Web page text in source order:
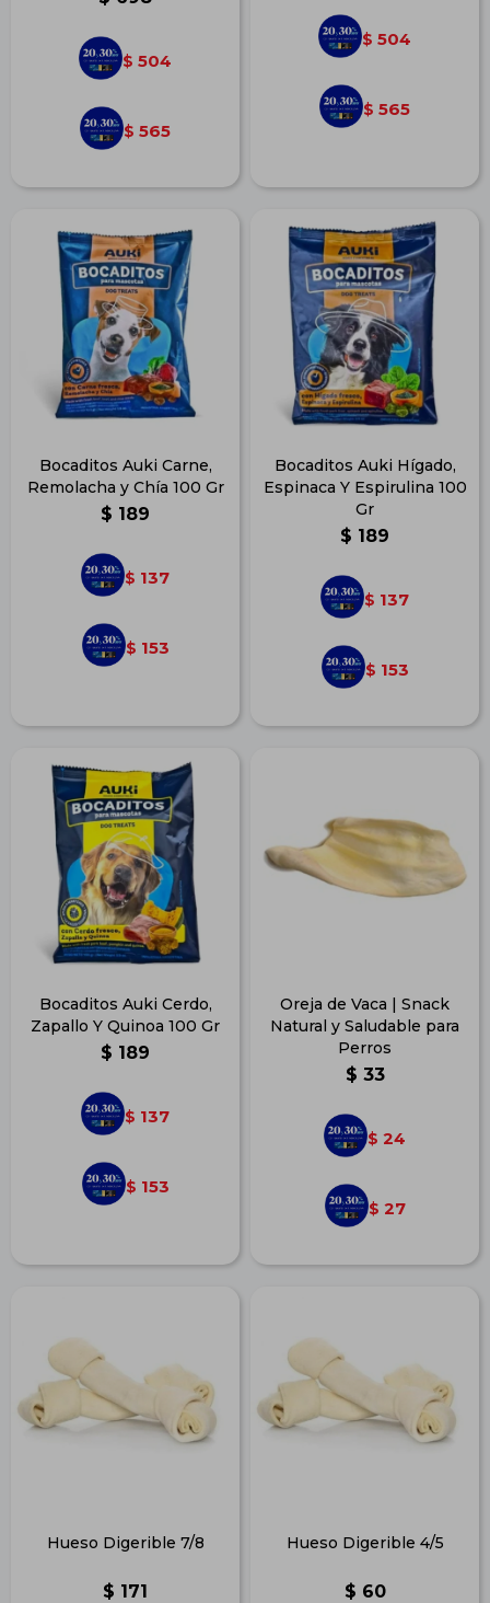
$ 504
$ 565
$ 504
$ 565
Bocaditos Auki Carne,
Remolacha y Chía 100 Gr
$ 189
$ 137
$ 153
Bocaditos Auki Hígado,
Espinaca Y Espirulina 100
Gr
$ 189
$ 137
$ 153
Bocaditos Auki Cerdo,
Zapallo Y Quinoa 100 Gr
$ 189
$ 137
$ 153
Oreja de Vaca | Snack
Natural y Saludable para
Perros
$ 33
$ 24
$ 27
Hueso Digerible 7/8
$ 171
Hueso Digerible 4/5
$ 60